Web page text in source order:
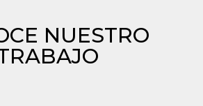
NUESTRO